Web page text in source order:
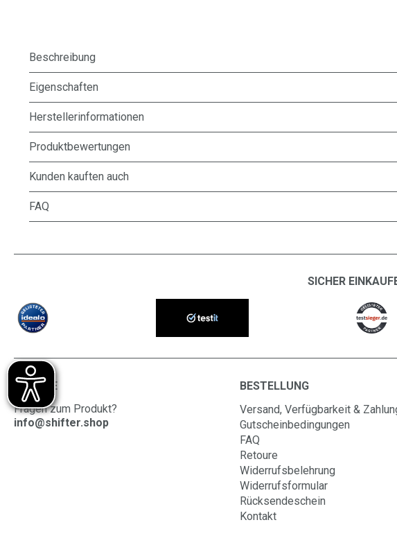
Beschreibung
Eigenschaften
Herstellerinformationen
Produktbewertungen
Kunden kauften auch
FAQ
SICHER
SERVICE
Fragen zum Produkt?
info@shifter.shop
BESTELLUNG
Versand, Verfügbarkeit &
Gutscheinbedingungen
FAQ
Retoure
Widerrufsbelehrung
Widerrufsformular
Rücksendeschein
Kontakt